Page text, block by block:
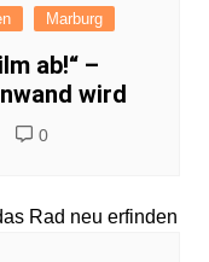
Marburg
ab!“ –
wird
0